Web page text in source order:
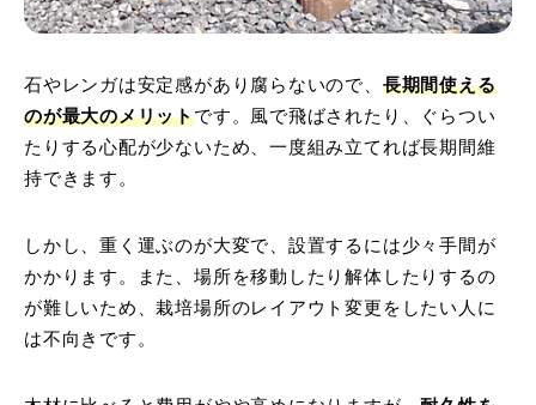
石やレンガは安定感があり腐らないので、 長期間使える
のが最大のメリットです。
風で飛ばされたり、ぐらつい
たりする心配が少ないため、一度組み立てれば長期間維
持できます。
しかし、重く運ぶのが大変で、設置するには少々手間が
かかります。また、場所を移動したり解体したりするの
が難しいため、栽培場所のレイアウト変更をしたい人に
は不向きです。